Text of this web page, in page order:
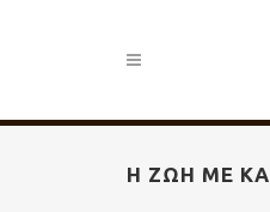
Η ΖΩΉ ΜΕ